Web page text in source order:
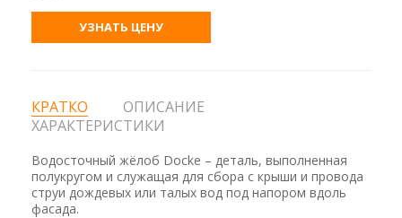
УЗНАТЬ ЦЕНУ
КРАТКО
ОПИСАНИЕ
ХАРАКТЕРИСТИКИ
Водосточный жёлоб Docke – деталь, выполненная
полукругом и служащая для сбора с крыши и провода
струи дождевых или талых вод под напором вдоль
фасада.